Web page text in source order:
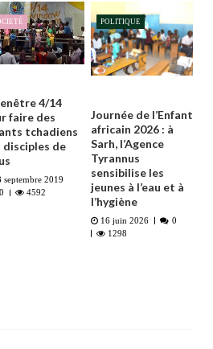
4/14
faire des
tchadiens
disciples de
septembre 2019
0
4592
POLITIQUE
Journée de l’Enfant
africain 2026 : à
Sarh, l’Agence
Tyrannus
sensibilise les
jeunes à l’eau et à
l’hygiène
16 juin 2026
0
1298